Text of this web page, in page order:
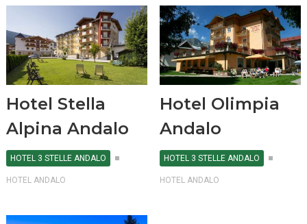
Hotel Stella
Alpina Andalo
HOTEL 3 STELLE ANDALO
HOTEL ANDALO
Hotel Olimpia
Andalo
HOTEL 3 STELLE ANDALO
HOTEL ANDALO